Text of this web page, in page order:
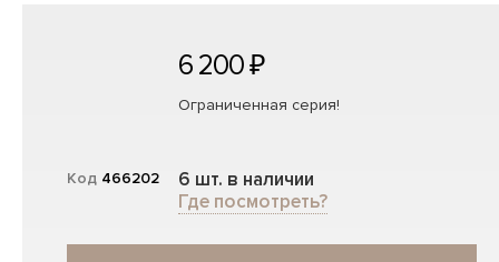
Код 466202
6 200 ₽
Ограниченная серия!
6 шт. в наличии
Где посмотреть?